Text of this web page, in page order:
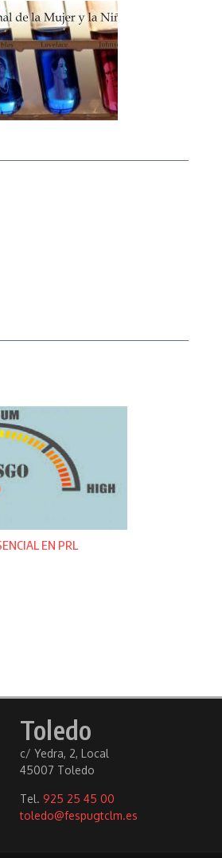
EN PRL
Toledo
c/ Yedra, 2, Local
45007 Toledo
Tel. 925 25 45 00
toledo@fespugtclm.es